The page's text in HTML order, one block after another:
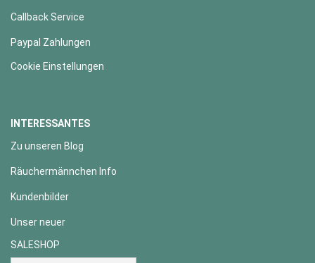
Callback Service
Paypal Zahlungen
Cookie Einstellungen
INTERESSANTES
Zu unseren Blog
Räuchermännchen Info
Kundenbilder
Unser neuer
SALESHOP